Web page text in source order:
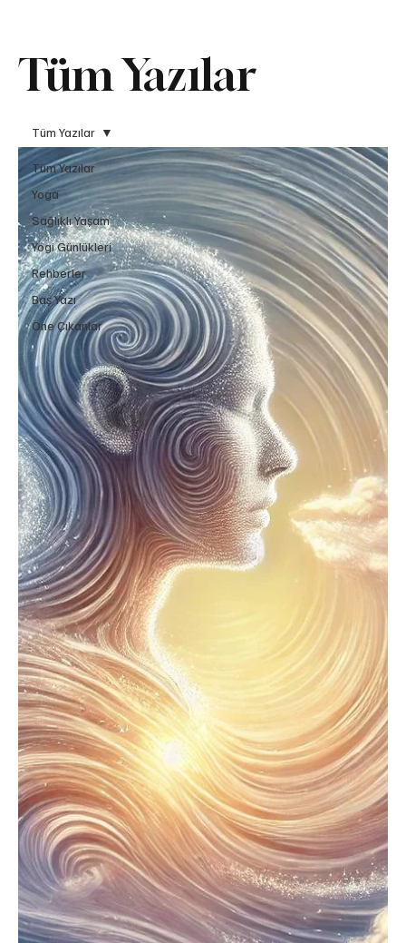
Tüm Yazılar
Tüm Yazılar
Yoga
Sağlıklı Yaşam
Yogi Günlükleri
Rehberler
Baş Yazı
Öne Çıkanlar
Tüm Yazılar